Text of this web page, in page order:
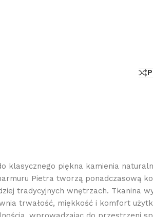
klasycznego piękna kamienia
Pietra tworzą ponadczasową
tradycyjnych wnętrzach. Tkanina
trwałość, miękkość i komfort